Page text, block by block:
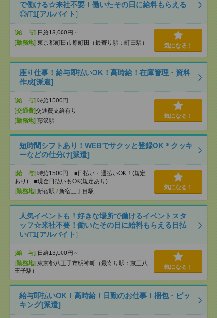
で働ける☆来社不要！働いたその日に給料もらえる
◎/T1[アルバイト]
[給 与] 日給13,000円～
[勤務地] 東京都町田市原町田（最寄り駅：町田駅） 気になる！
座り仕事！給与即払いOK！高時給！在庫管理・資料
作成[派遣]
[給 与] 時給1500円
[交通費]交通費支給有り
[勤務地] 藤沢駅
気になる！
短時間シフトあり！WEBでサクッと登録OK＊クッキ
ーなどの仕分け[派遣]
[給 与] 時給1500円 ■日払い・週払いOK！(規定
あり) ■現金日払いもOK(規定あり)
[勤務地] 新宿駅 / 新宿三丁目駅
気になる！
人気イベントも！好きな場所で働けるイベントスタ
ッフ☆来社不要！働いたその日に給料もらえる日払
い/T1[アルバイト]
[給 与] 日給13,000円～
[勤務地] 東京都八王子市明神町（最寄り駅：京王八
王子駅）
気になる！
給与即払いOK！高時給！日勤のお仕事！梱包・ピッ
キング[派遣]